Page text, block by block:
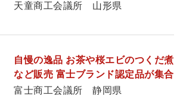
天童商工会議所 山形県
自慢の逸品 お茶や桜エビのつくだ煮
など販売 富士ブランド認定品が集合
富士商工会議所 静岡県